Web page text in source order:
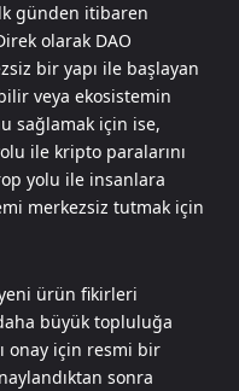
günden itibaren
olarak DAO
bir yapı ile başlayan
veya ekosistemin
sağlamak için ise,
ile kripto paralarını
yolu ile insanlara
merkezsiz tutmak için
ürün fikirleri
büyük topluluğa
onay için resmi bir
sonra